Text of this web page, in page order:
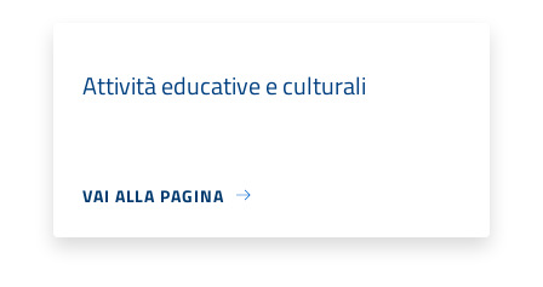
Attività educative e culturali
VAI ALLA PAGINA